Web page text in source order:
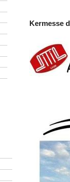
Kermesse